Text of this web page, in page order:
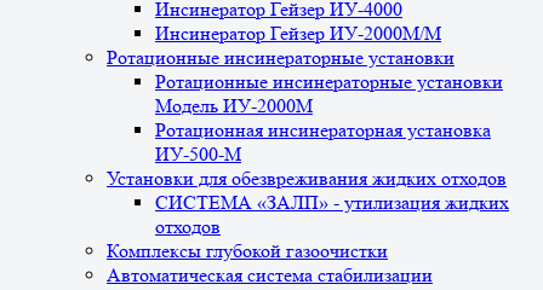
Инсинератор Гейзер ИУ-4000
Инсинератор Гейзер ИУ-2000М/М
Ротационные инсинераторные установки
Ротационные инсинераторные установки
Модель ИУ-2000М
Ротационная инсинераторная установка
ИУ-500-М
Установки для обезвреживания жидких отходов
СИСТЕМА «ЗАЛП» - утилизация жидких
отходов
Комплексы глубокой газоочистки
Автоматическая система стабилизации